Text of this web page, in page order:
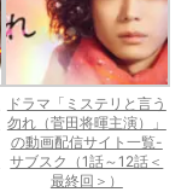
ドラマ「ミステリと言う
勿れ（菅田将暉主演）」
の動画配信サイト一覧-
サブスク（1話～12話＜
最終回＞）